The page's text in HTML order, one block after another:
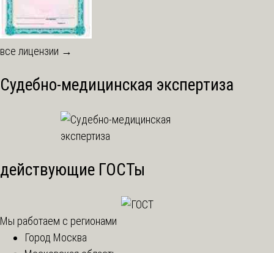
все лицензии →
Судебно-медицинская экспертиза
действующие ГОСТы
Мы работаем с регионами
Город Москва